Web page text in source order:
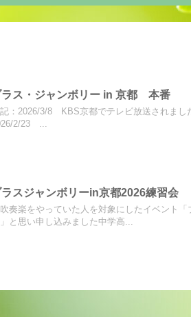
ラス・ジャンボリー in 京都 本番
：2026/3/8 KBS京都でテレビ放送されま
2/23 ...
ラスジャンボリーin京都2026練習会
奏楽をやっていた人を対象にしたイベント
」と思い申し込みました中学高...